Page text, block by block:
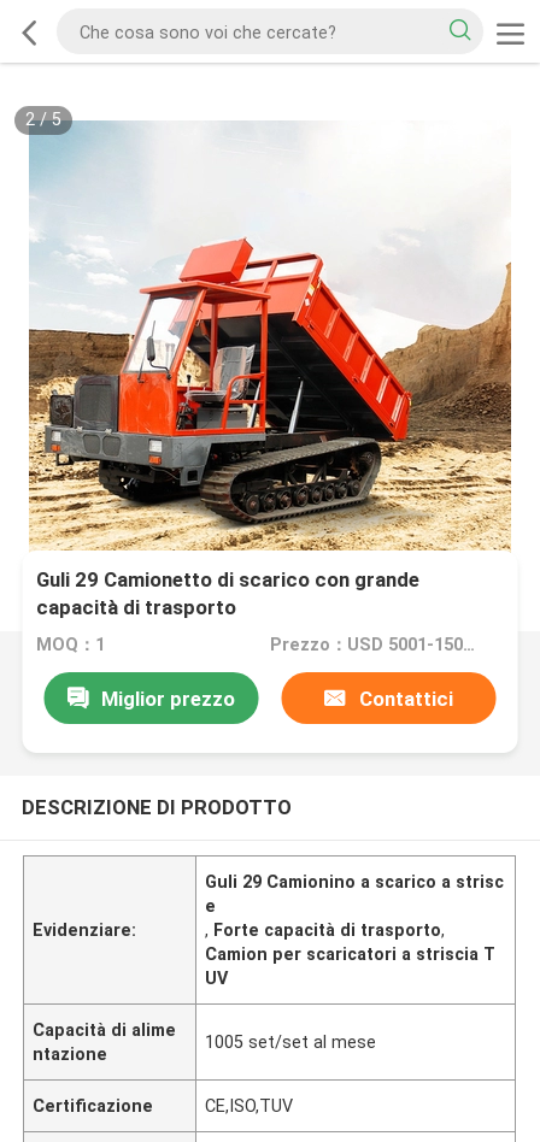
2/5
Guli 29 Camionetto di scarico con grande
capacità di trasporto
MOQ：1 Prezzo：USD 5001-15000 Set
Miglior prezzo Contattici
DESCRIZIONE DI PRODOTTO
Evidenziare:
Guli 29 Camionino a scarico a strisc
e
, Forte capacità di trasporto,
Camion per scaricatori a striscia T
UV
Capacità di alime
ntazione
1005 set/set al mese
Certificazione CE,ISO,TUV